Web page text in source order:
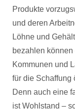
Produkte
und deren
Löhne und
bezahlen
Kommunen und
für die Schaffung
Denn auch eine
ist Wohlstand –